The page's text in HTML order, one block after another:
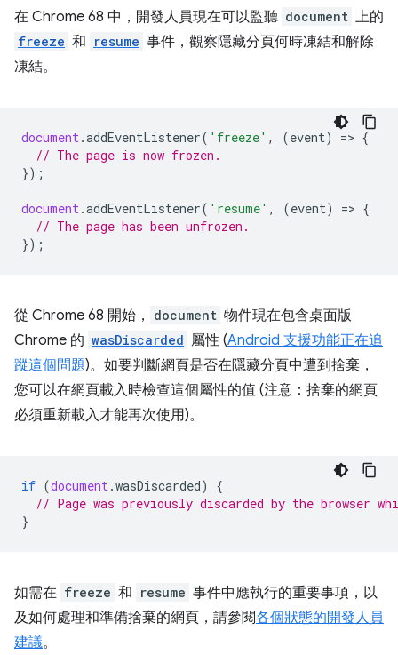
在 Chrome 68 中，開發人員現在可以監聽 document 上的
freeze 和 resume 事件，觀察隱藏分頁何時凍結和解除
凍結。
document .addEventListener( 'freeze' , (event) => {
// The page is now frozen.
});
document .addEventListener( 'resume' , (event) => {
// The page has been unfrozen.
});
從 Chrome 68 開始， document 物件現在包含桌面版
Chrome 的 wasDiscarded 屬性 (Android 支援功能正在追
蹤這個問題)。如要判斷網頁是否在隱藏分頁中遭到捨棄，
您可以在網頁載入時檢查這個屬性的值 (注意：捨棄的網頁
必須重新載入才能再次使用)。
if (document .wasDiscarded)
{
// Page was previously discarded by the browser
}
如需在 freeze 和 resume 事件中應執行的重要事項，以
及如何處理和準備捨棄的網頁，請參閱各個狀態的開發人員
建議。